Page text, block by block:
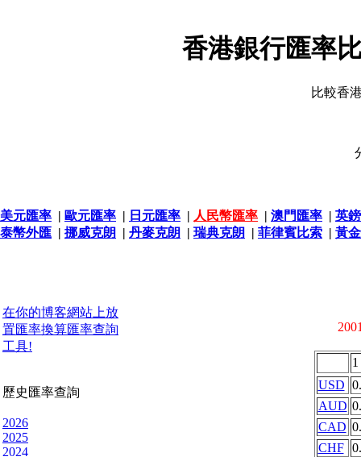
香港銀行匯率
比較香
美元匯率 | 歐元匯率 | 日元匯率 | 人民幣匯率 | 澳門匯率 | 英
泰幣外匯 | 挪威克朗 | 丹麥克朗 | 瑞典克朗 | 菲律賓比索 | 黃
在你的博客網站上放
置匯率換算匯率查詢
工具!
歷史匯率查詢
2026
2025
2024
1
USD
AUD
CAD
CHF